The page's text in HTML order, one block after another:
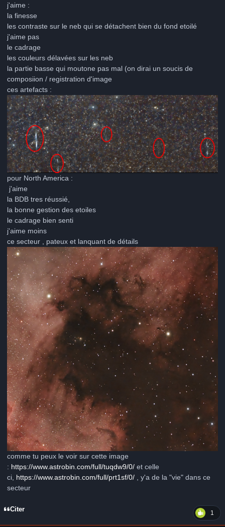
j'aime :
la finesse
les contraste sur le neb qui se détachent bien du fond etoilé
j'aime pas
le cadrage
les couleurs délavées sur les neb
la partie basse qui moutone pas mal (on dirai un soucis de
composiion / registration d'image
ces artefacts :
pour North America :
j'aime
la BDB tres réussié,
la bonne gestion des etoiles
le cadrage bien senti
j'aime moins
ce secteur , pateux et lanquant de détails
comme tu peux le voir sur cette image
: https://www.astrobin.com/full/tuqdw9/0/ et celle
ci, https://www.astrobin.com/full/prt1sf/0/ , y'a de la "vie" dans ce
secteur
Citer 1